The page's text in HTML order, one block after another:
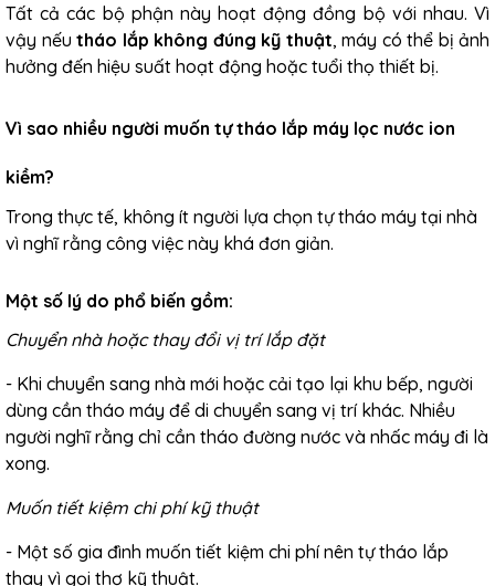
Tất cả các bộ phận này hoạt động đồng bộ với nhau. Vì
vậy nếu tháo lắp không đúng kỹ thuật, máy có thể bị ảnh
hưởng đến hiệu suất hoạt động hoặc tuổi thọ thiết bị.
Vì sao nhiều người muốn tự tháo lắp máy lọc nước ion
kiềm?
Trong thực tế, không ít người lựa chọn tự tháo máy tại nhà
vì nghĩ rằng công việc này khá đơn giản.
Một số lý do phổ biến gồm:
Chuyển nhà hoặc thay đổi vị trí lắp đặt
- Khi chuyển sang nhà mới hoặc cải tạo lại khu bếp, người
dùng cần tháo máy để di chuyển sang vị trí khác. Nhiều
người nghĩ rằng chỉ cần tháo đường nước và nhấc máy đi là
xong.
Muốn tiết kiệm chi phí kỹ thuật
- Một số gia đình muốn tiết kiệm chi phí nên tự tháo lắp
thay vì gọi thợ kỹ thuật.